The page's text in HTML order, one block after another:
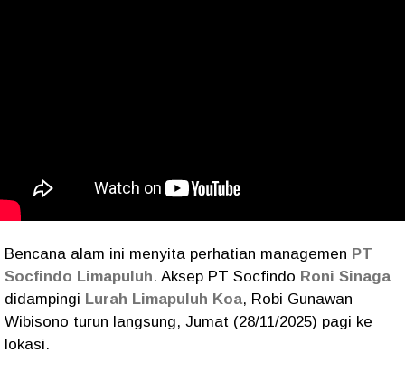
Bencana alam ini menyita perhatian managemen PT
Socfindo Limapuluh. Aksep PT Socfindo Roni Sinaga
didampingi Lurah Limapuluh Koa, Robi Gunawan
Wibisono turun langsung, Jumat (28/11/2025) pagi ke
lokasi.